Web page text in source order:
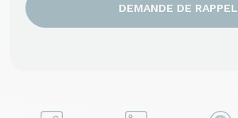
DEMANDE DE RAPPEL